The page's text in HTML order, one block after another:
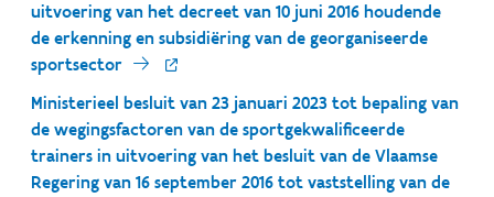
uitvoering van het decreet van 10 juni 2016 houdende
de erkenning en subsidiëring van de georganiseerde
sportsector
Ministerieel besluit van 23 januari 2023 tot bepaling van
de wegingsfactoren van de sportgekwalificeerde
trainers in uitvoering van het besluit van de Vlaamse
Regering van 16 september 2016 tot vaststelling van de